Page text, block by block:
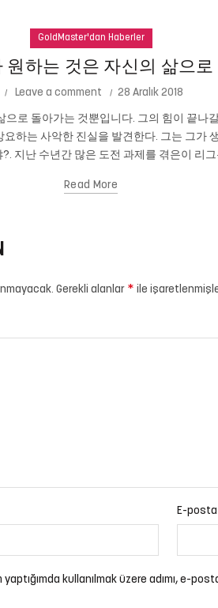
GoldMaster'dan Haberler
원하는 것은 자신의 삶으로
Leave a comment 28 Aralık 2018
으로 돌아가는 것뿐입니다. 그의 힘이 끝나
요하는 사악한 진실을 발견한다. 그는 그가
지난 수년간 많은 도전 과제를 겪은이 리그
Read More
Gerekli alanlar * ile
E-posta
kullanılmak üzere adımı, e-